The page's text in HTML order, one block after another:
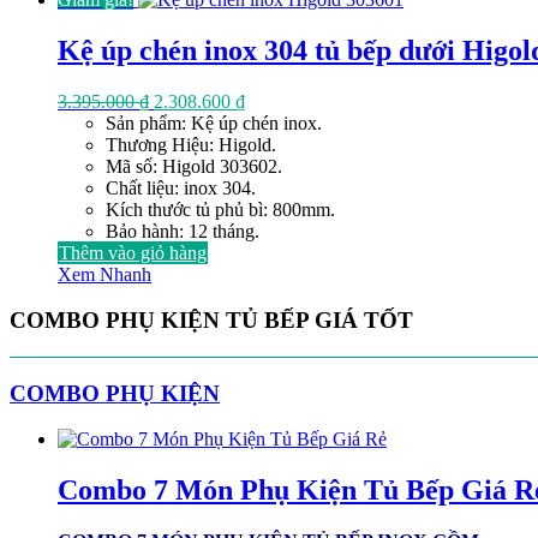
Kệ úp chén inox 304 tủ bếp dưới
3.395.000₫ Giá
gốc
là:
3.395.000 ₫.
2.308.600 ₫Giá
hiện
tại
là:
2.308.600 ₫.
Sản phẩm: Kệ úp chén inox.
Thương Hiệu: Higold.
Mã số: Higold 303602.
Chất liệu: inox 304.
Kích thước tủ phủ bì: 800mm.
Bảo hành: 12 tháng.
Thêm vào giỏ hàng
Xem Nhanh
COMBO PHỤ KIỆN TỦ BẾP GIÁ TỐT
COMBO PHỤ KIỆN
Combo 7 Món Phụ Kiện Tủ Bếp Giá